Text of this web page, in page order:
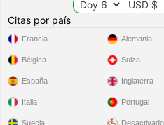
Citas por país
Francia
Bélgica
España
Italia
Suecia
Alemania
Suiza
Inglaterra
Portugal
Desactivado